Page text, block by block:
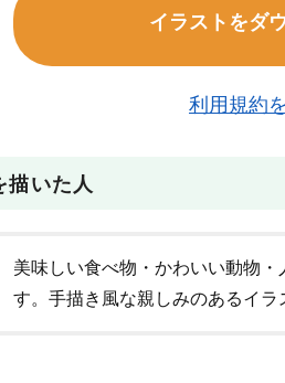
イラストをダ
利用規約
描いた人
美味しい食べ物・かわいい動物
す。手描き風な親しみのあるイラ